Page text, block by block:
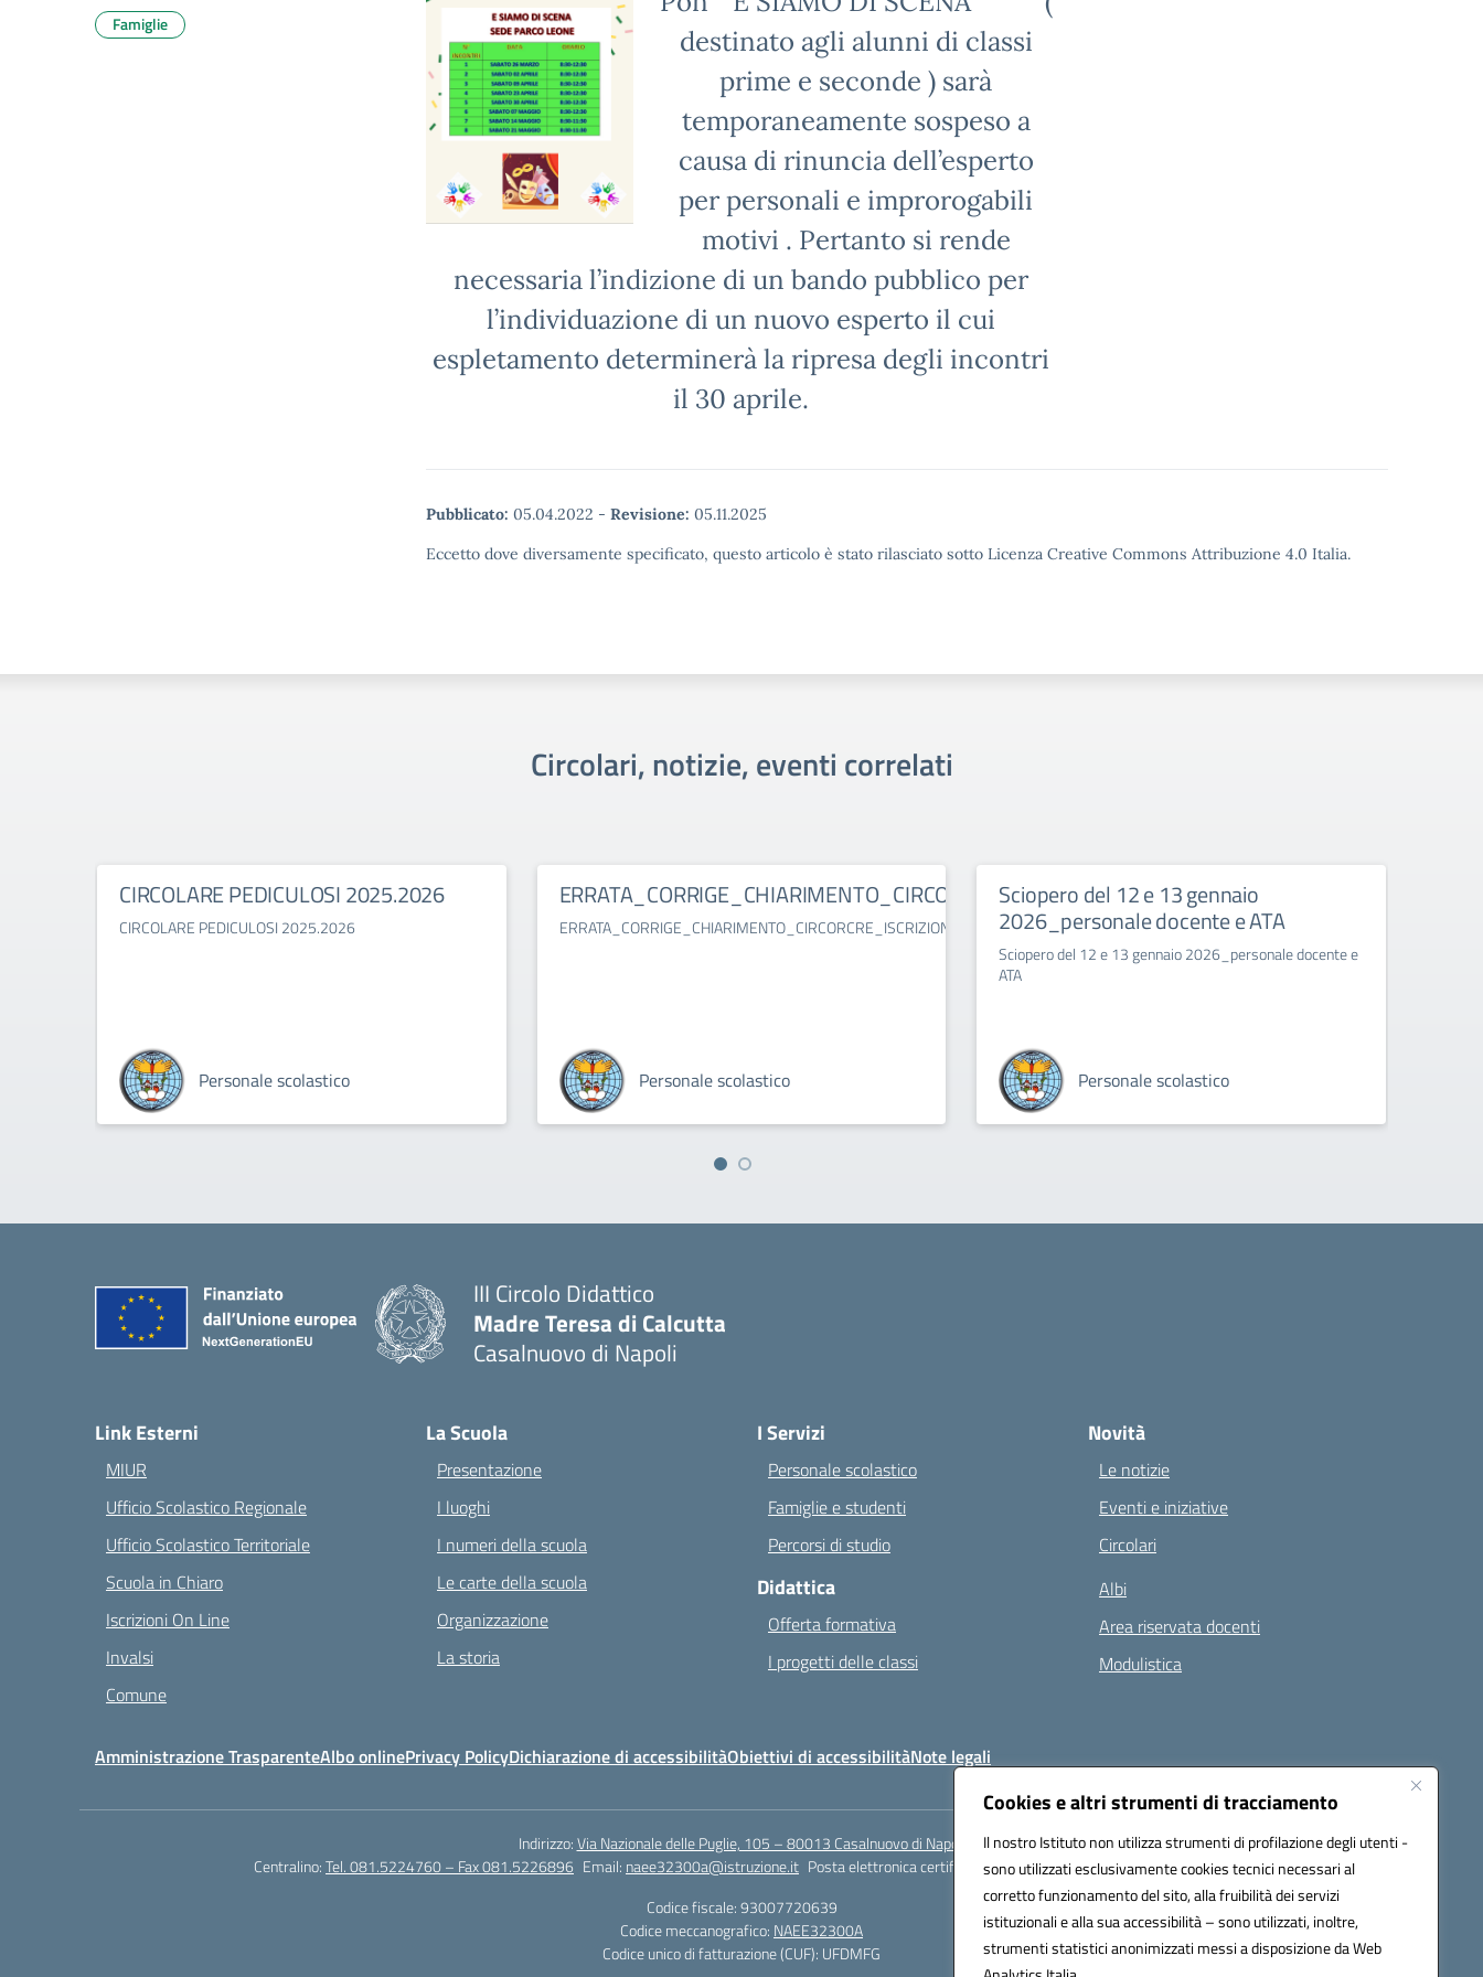
Cookies e altri strumenti di tracciamento
Il nostro Istituto non utilizza strumenti di profilazione degli utenti -
sono utilizzati esclusivamente cookies tecnici necessari al
corretto funzionamento del sito, alla fruibilità dei servizi
istituzionali e alla sua accessibilità – sono utilizzati, inoltre,
strumenti statistici anonimizzati messi a disposizione da Web
destinato agli alunni di classi
prime e seconde ) sarà
temporaneamente sospeso a
causa di rinuncia dell’esperto
per personali e improrogabili
motivi . Pertanto si rende
necessaria l’indizione di un bando pubblico per
l’individuazione di un nuovo esperto il cui
espletamento determinerà la ripresa degli incontri
il 30 aprile.
Pubblicato: 05.04.2022 - Revisione: 05.11.2025
Eccetto dove diversamente specificato, questo articolo è stato rilasciato sotto Licenza Creative Commons Attribuzione 4.0 Italia.
Famiglie
Circolari, notizie, eventi correlati
CIRCOLARE PEDICULOSI 2025.2026
CIRCOLARE PEDICULOSI 2025.2026
Personale scolastico
ERRATA_CORRIGE_CHIARIMENTO_CIRCORCRE_ISCRIZIONI_26.27.pdf.pades
ERRATA_CORRIGE_CHIARIMENTO_CIRCORCRE_ISCRIZIONI_26.27.pdf.pades
Personale scolastico
Sciopero del 12 e 13 gennaio
2026_personale docente e ATA
Sciopero del 12 e 13 gennaio 2026_personale docente e
ATA
Personale scolastico
III Circolo Didattico
Madre Teresa di Calcutta
Casalnuovo di Napoli
Link Esterni
MIUR
Ufficio Scolastico Regionale
Ufficio Scolastico Territoriale
Scuola in Chiaro
Iscrizioni On Line
Invalsi
Comune
La Scuola
Presentazione
I luoghi
I numeri della scuola
Le carte della scuola
Organizzazione
La storia
I Servizi
Personale scolastico
Famiglie e studenti
Percorsi di studio
Didattica
Offerta formativa
I progetti delle classi
Novità
Le notizie
Eventi e iniziative
Circolari
Albi
Area riservata docenti
Modulistica
Amministrazione TrasparenteAlbo onlinePrivacy PolicyDichiarazione di accessibilitàObiettivi di accessibilitàNote legali
Indirizzo:Via Nazionale delle Puglie, 105 – 80013 Casalnuovo di Napoli
Centralino:Tel. 081.5224760 – Fax 081.5226896 Email: naee32300a@istruzione.it Posta elettronica certificata (PEC):naee32300a@pec.istruzione.it
Codice fiscale: 93007720639
Codice meccanografico: NAEE32300A
Codice unico di fatturazione (CUF): UFDMFG